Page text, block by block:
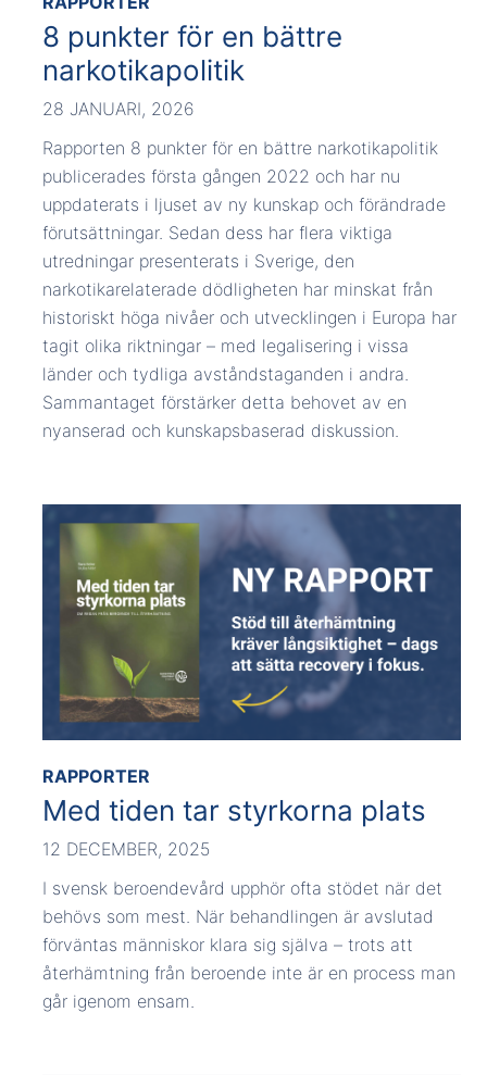
8 punkter för en bättre
narkotikapolitik
28 JANUARI, 2026
Rapporten 8 punkter för en bättre narkotikapolitik
publicerades första gången 2022 och har nu
uppdaterats i ljuset av ny kunskap och förändrade
förutsättningar. Sedan dess har flera viktiga
utredningar presenterats i Sverige, den
narkotikarelaterade dödligheten har minskat från
historiskt höga nivåer och utvecklingen i Europa har
tagit olika riktningar – med legalisering i vissa
länder och tydliga avståndstaganden i andra.
Sammantaget förstärker detta behovet av en
nyanserad och kunskapsbaserad diskussion.
RAPPORTER
Med tiden tar styrkorna plats
12 DECEMBER, 2025
I svensk beroendevård upphör ofta stödet när det
behövs som mest. När behandlingen är avslutad
förväntas människor klara sig själva – trots att
återhämtning från beroende inte är en process man
går igenom ensam.